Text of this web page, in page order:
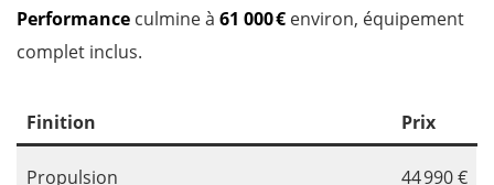
Performance culmine à 61 000 € environ, équipement
complet inclus.
Finition Prix
Propulsion 44 990 €